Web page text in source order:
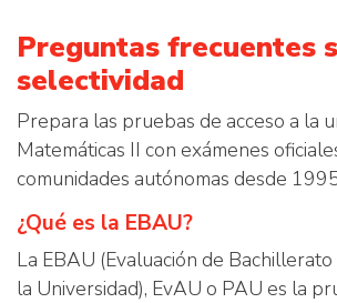
Preguntas frecuentes
selectividad
Prepara las pruebas de acceso a la
Matemáticas II con exámenes
comunidades autónomas desde
¿Qué es la EBAU?
La EBAU (Evaluación de
la Universidad), EvAU o PAU es la